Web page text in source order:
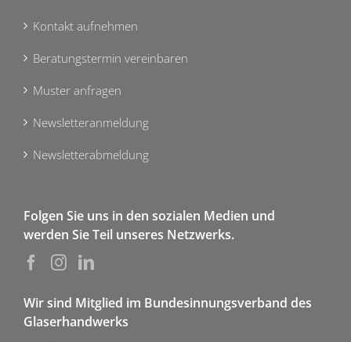
Kontakt aufnehmen
Beratungstermin vereinbaren
Muster anfragen
Newsletteranmeldung
Newsletterabmeldung
Folgen Sie uns in den sozialen Medien und
werden Sie Teil unseres Netzwerks.
Wir sind Mitglied im Bundesinnungsverband des
Glaserhandwerks